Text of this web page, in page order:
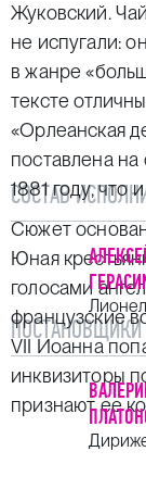
Жуковский.
не испугали:
в жанре
тексте
«Орлеанская
поставлена
1881 году, что
Сюжет
Юная
голосами
французские
VII Иоанна
инквизиторы
признают ее
СОСТАВ
ПОСТАНОВЩИКИ